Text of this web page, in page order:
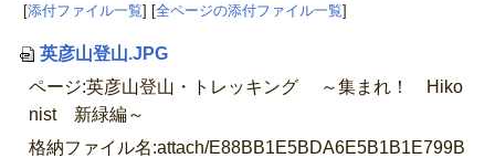
[添付ファイル一覧] [全ページの添付ファイル一覧]
英彦山登山.JPG
ページ:英彦山登山・トレッキング ～集まれ！ Hiko
nist 新緑編～
格納ファイル名:attach/E88BB1E5BDA6E5B1B1E799B